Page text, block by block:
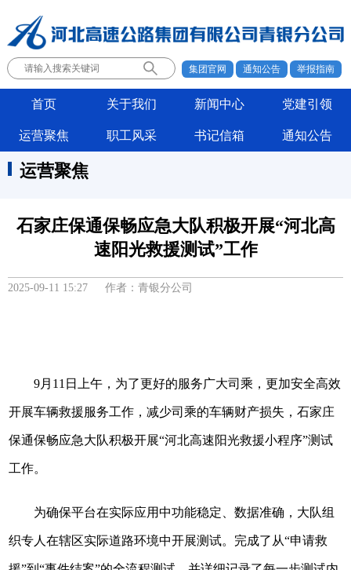
集团官网 通知公告 举报指南
首页 关于我们 新闻中心 党建引领
运营聚焦 职工风采 书记信箱 通知公告
运营聚焦
石家庄保通保畅应急大队积极开展“河北高
速阳光救援测试”工作
2025-09-11 15:27 作者：青银分公司
9月11日上午，为了更好的服务广大司乘，更加安全高效
开展车辆救援服务工作，减少司乘的车辆财产损失，石家庄
保通保畅应急大队积极开展“河北高速阳光救援小程序”测试
工作。
为确保平台在实际应用中功能稳定、数据准确，大队组
织专人在辖区实际道路环境中开展测试。完成了从“申请救